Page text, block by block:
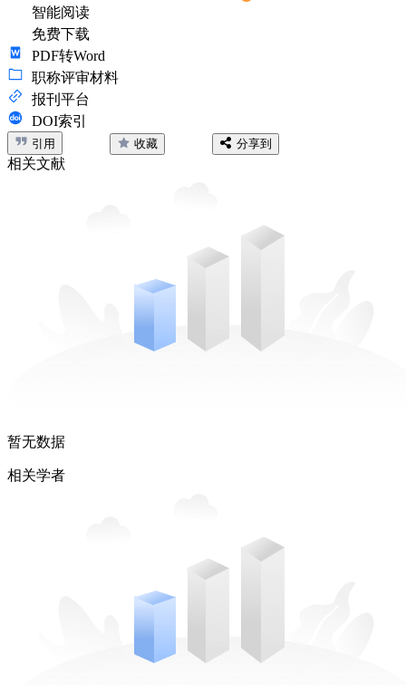
智能阅读
免费下载
PDF转Word
职称评审材料
报刊平台
DOI索引
引用 收藏 分享到
相关文献
暂无数据
相关学者